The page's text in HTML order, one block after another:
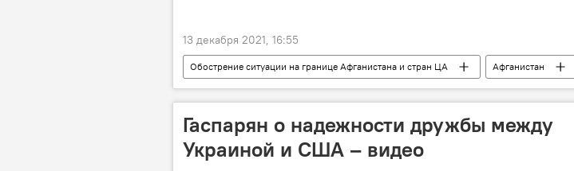
13 декабря 2021, 16:55
Обострение ситуации на границе Афганистана и стран ЦА Афганистан
Гаспарян о надежности дружбы между
Украиной и США – видео